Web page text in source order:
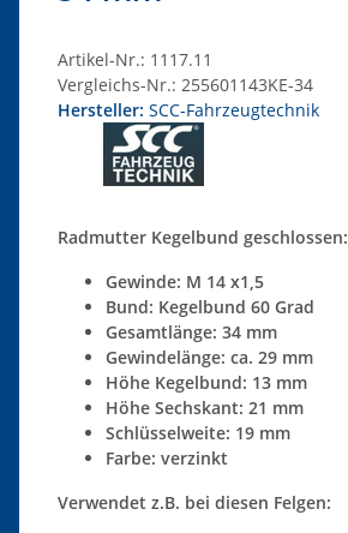
Artikel-Nr.: 1117.11
Vergleichs-Nr.: 255601143KE-34
Hersteller: SCC-Fahrzeugtechnik
Radmutter Kegelbund geschlossen:
Gewinde: M 14 x1,5
Bund: Kegelbund 60 Grad
Gesamtlänge: 34 mm
Gewindelänge: ca. 29 mm
Höhe Kegelbund: 13 mm
Höhe Sechskant: 21 mm
Schlüsselweite: 19 mm
Farbe: verzinkt
Verwendet z.B. bei diesen Felgen: